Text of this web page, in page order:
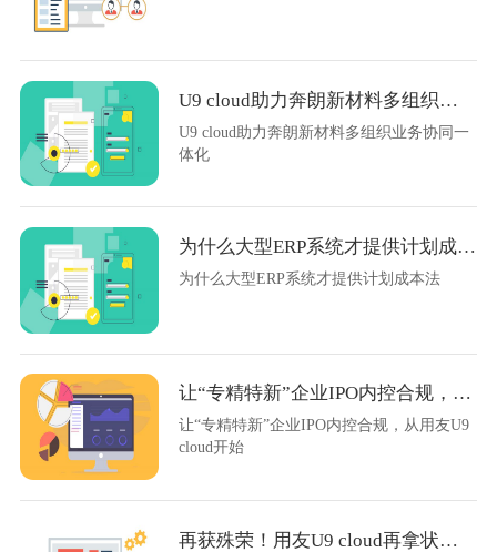
U9 cloud助力奔朗新材料多组织业务协同一体化
U9 cloud助力奔朗新材料多组织业务协同一
体化
为什么大型ERP系统才提供计划成本法
为什么大型ERP系统才提供计划成本法
让“专精特新”企业IPO内控合规，从用友U9 cloud开始
让“专精特新”企业IPO内控合规，从用友U9
cloud开始
再获殊荣！用友U9 cloud再拿状元奖